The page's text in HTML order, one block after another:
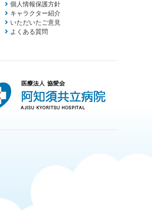
個人情報保護方針
キャラクター紹介
いただいたご意見
よくある質問